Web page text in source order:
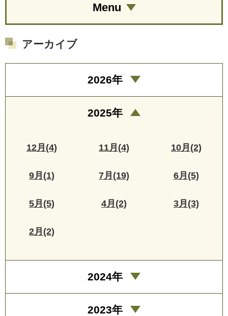
Menu
アーカイブ
2026年
2025年
12月(4) 11月(4) 10月(2)
9月(1) 7月(19) 6月(5)
5月(5) 4月(2) 3月(3)
2月(2)
2024年
2023年